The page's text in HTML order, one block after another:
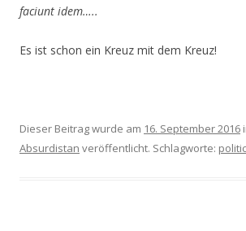
faciunt idem…..
Es ist schon ein Kreuz mit dem Kreuz!
Dieser Beitrag wurde am 16. September 2016
Absurdistan veröffentlicht. Schlagworte: